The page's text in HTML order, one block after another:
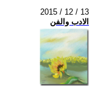
2015 / 12 / 13
الادب والفن